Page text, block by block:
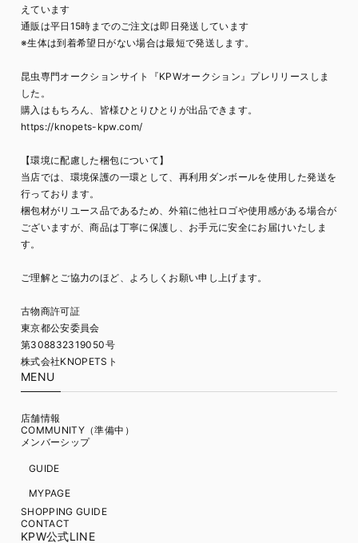
えています
通販は平日15時までのご注文は即日発送しています
※生体は到着希望日がない場合は最短で発送します。
昆虫専門オークションサイト『KPWオークション』プレリリースしま
した。
購入はもちろん、皆様ひとりひとりが出品できます。
https://knopets-kpw.com/
【環境に配慮した梱包について】
当店では、環境保護の一環として、再利用ダンボールを使用した発送を
行っております。
梱包材がリユース品であるため、外箱に他社ロゴや使用感がある場合が
ございますが、商品は丁寧に保護し、お手元に安全にお届けいたしま
す。
ご理解とご協力のほど、よろしくお願い申し上げます。
古物商許可証
東京都公安委員会
第308832319050号
株式会社KNOPETSト
MENU
店舗情報
COMMUNITY（準備中）
メンバーシップ
GUIDE
MYPAGE
SHOPPING GUIDE
CONTACT
KPW公式LINE